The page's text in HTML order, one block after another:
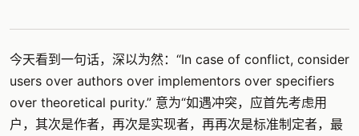
今天看到一句话，深以为然：“In case of conflict, consider
users over authors over implementors over specifiers
over theoretical purity.” 意为“如遇冲突，应首先考虑用
户，其次是作者，再次是实现者，再再次是标准制定者，最